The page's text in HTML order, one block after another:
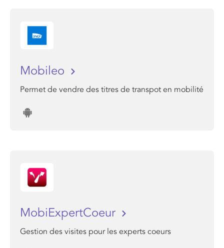
Mobileo
Permet de vendre des titres de transpot en mobilité
MobiExpertCoeur
Gestion des visites pour les experts coeurs